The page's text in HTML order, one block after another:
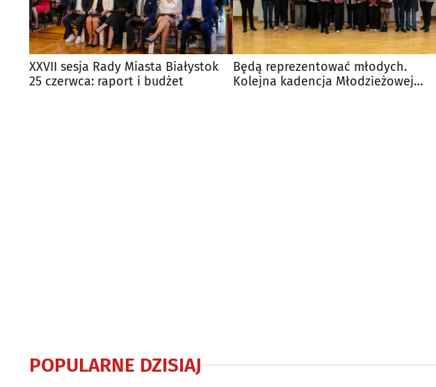
XXVII sesja Rady Miasta Białystok
25 czerwca: raport i budżet
Będą reprezentować młodych.
Kolejna kadencja Młodzieżowej
POPULARNE DZISIAJ